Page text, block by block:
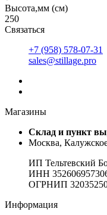
Высота,мм (см)
250
Связаться
+7 (958) 578-07-31
sales@stillage.pro
Магазины
Cклад и пункт
Москва,
ИП Тельтевский
ИНН
ОГРНИП
Информация